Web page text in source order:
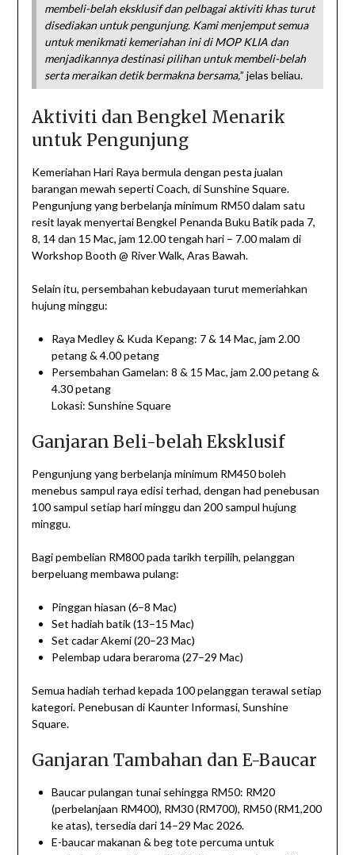
membeli-belah eksklusif dan pelbagai aktiviti khas turut
disediakan untuk pengunjung. Kami menjemput semua
untuk menikmati kemeriahan ini di MOP KLIA dan
menjadikannya destinasi pilihan untuk membeli-belah
serta meraikan detik bermakna bersama,” jelas beliau.
Aktiviti dan Bengkel Menarik
untuk Pengunjung
Kemeriahan Hari Raya bermula dengan pesta jualan
barangan mewah seperti Coach, di Sunshine Square.
Pengunjung yang berbelanja minimum RM50 dalam satu
resit layak menyertai Bengkel Penanda Buku Batik pada 7,
8, 14 dan 15 Mac, jam 12.00 tengah hari – 7.00 malam di
Workshop Booth @ River Walk, Aras Bawah.
Selain itu, persembahan kebudayaan turut memeriahkan
hujung minggu:
Raya Medley & Kuda Kepang: 7 & 14 Mac, jam 2.00
petang & 4.00 petang
Persembahan Gamelan: 8 & 15 Mac, jam 2.00 petang &
4.30 petang
Lokasi: Sunshine Square
Ganjaran Beli-belah Eksklusif
Pengunjung yang berbelanja minimum RM450 boleh
menebus sampul raya edisi terhad, dengan had penebusan
100 sampul setiap hari minggu dan 200 sampul hujung
minggu.
Bagi pembelian RM800 pada tarikh terpilih, pelanggan
berpeluang membawa pulang:
Pinggan hiasan (6–8 Mac)
Set hadiah batik (13–15 Mac)
Set cadar Akemi (20–23 Mac)
Pelembap udara beraroma (27–29 Mac)
Semua hadiah terhad kepada 100 pelanggan terawal setiap
kategori. Penebusan di Kaunter Informasi, Sunshine
Square.
Ganjaran Tambahan dan E-Baucar
Baucar pulangan tunai sehingga RM50: RM20
(perbelanjaan RM400), RM30 (RM700), RM50 (RM1,200
ke atas), tersedia dari 14–29 Mac 2026.
E-baucar makanan & beg tote percuma untuk